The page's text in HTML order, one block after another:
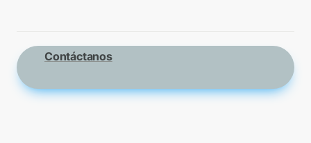
Contáctanos